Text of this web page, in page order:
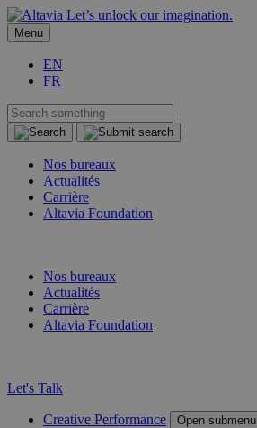
Let’s unlock our imagination.
Menu
EN
FR
Nos bureaux
Actualités
Carrière
Altavia Foundation
Nos bureaux
Actualités
Carrière
Altavia Foundation
Let's Talk
Creative Performance Open submenu